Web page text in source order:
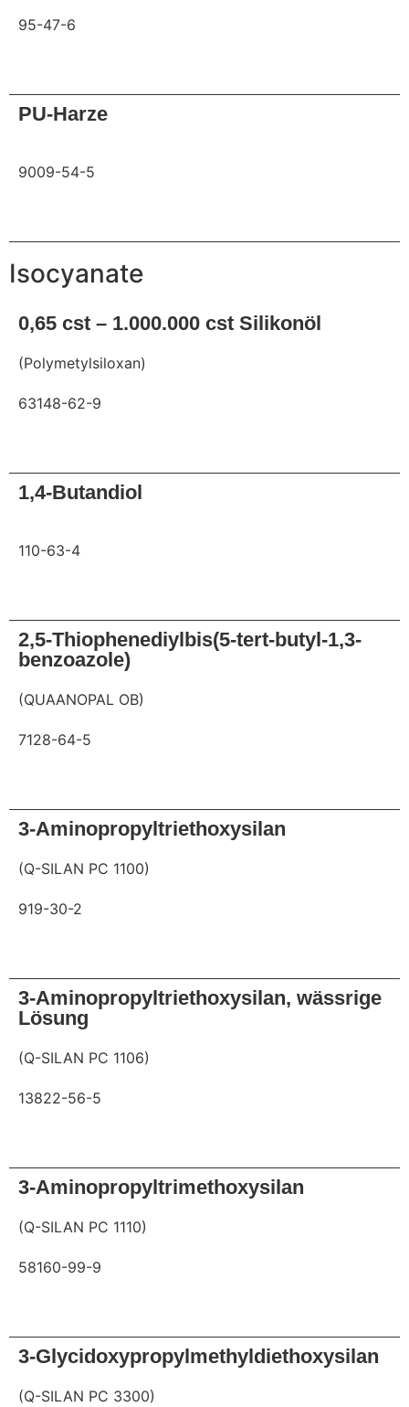
95-47-6
PU-Harze
9009-54-5
Isocyanate
0,65 cst – 1.000.000 cst Silikonöl
(Polymetylsiloxan)
63148-62-9
1,4-Butandiol
110-63-4
2,5-Thiophenediylbis(5-tert-butyl-1,3-
benzoazole)
(QUAANOPAL OB)
7128-64-5
3-Aminopropyltriethoxysilan
(Q-SILAN PC 1100)
919-30-2
3-Aminopropyltriethoxysilan, wässrige
Lösung
(Q-SILAN PC 1106)
13822-56-5
3-Aminopropyltrimethoxysilan
(Q-SILAN PC 1110)
58160-99-9
3-Glycidoxypropylmethyldiethoxysilan
(Q-SILAN PC 3300)